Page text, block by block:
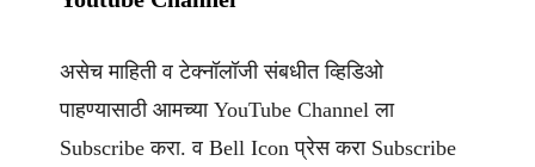
असेच माहिती व टेक्नॉलॉजी संबधीत व्हिडिओ
पाहण्यासाठी आमच्या YouTube Channel ला
Subscribe करा. व Bell Icon प्रेस करा Subscribe